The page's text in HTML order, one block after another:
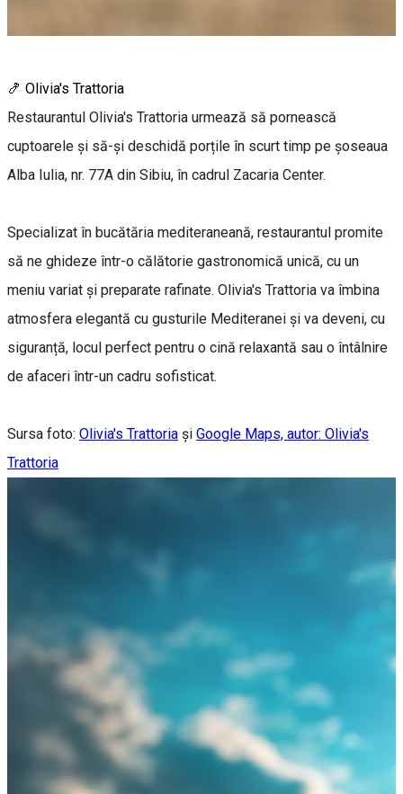
🍤 Olivia's Trattoria
Restaurantul Olivia's Trattoria urmează să pornească
cuptoarele și să-și deschidă porțile în scurt timp pe șoseaua
Alba Iulia, nr. 77A din Sibiu, în cadrul Zacaria Center.
Specializat în bucătăria mediteraneană, restaurantul promite
să ne ghideze într-o călătorie gastronomică unică, cu un
meniu variat și preparate rafinate. Olivia's Trattoria va îmbina
atmosfera elegantă cu gusturile Mediteranei și va deveni, cu
siguranță, locul perfect pentru o cină relaxantă sau o întâlnire
de afaceri într-un cadru sofisticat.
Sursa foto: Olivia's Trattoria și Google Maps, autor: Olivia's
Trattoria